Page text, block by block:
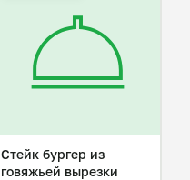
Стейк бургер из
говяжьей вырезки